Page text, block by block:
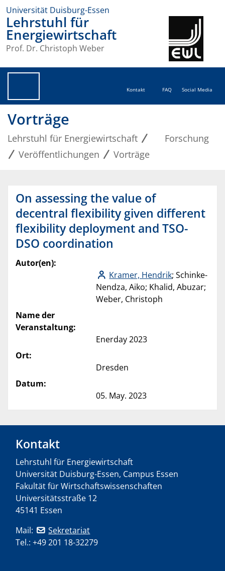
Universität Duisburg-Essen
Lehrstuhl für
Energiewirtschaft
Prof. Dr. Christoph Weber
Kontakt FAQ Social Media
Vorträge
Lehrstuhl für Energiewirtschaft
Forschung
Veröffentlichungen
Vorträge
On assessing the value of
decentral flexibility given different
flexibility deployment and TSO-
DSO coordination
Autor(en):
Kramer, Hendrik; Schinke-
Nendza, Aiko; Khalid, Abuzar;
Weber, Christoph
Name der
Veranstaltung:
Enerday 2023
Ort:
Dresden
Datum:
05. May. 2023
Kontakt
Lehrstuhl für Energiewirtschaft
Universität Duisburg-Essen, Campus Essen
Fakultät für Wirtschaftswissenschaften
Universitätsstraße 12
45141 Essen
Mail:
Sekretariat
Tel.: +49 201 18-32279